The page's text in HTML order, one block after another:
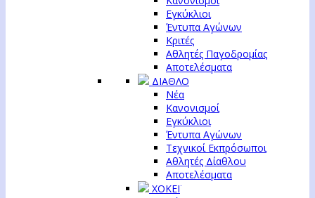
Εγκύκλιοι
Έντυπα Αγώνων
Κριτές
Αθλητές Παγοδρομίας
Αποτελέσματα
ΔΙΑΘΛΟ
Νέα
Κανονισμοί
Εγκύκλιοι
Έντυπα Αγώνων
Τεχνικοί Εκπρόσωποι
Αθλητές Δίαθλου
Αποτελέσματα
ΧΟΚΕΪ